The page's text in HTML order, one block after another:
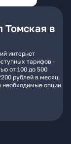
Томская в
интернет
тарифов -
от 100 до 500
рублей в месяц.
необходимые опции